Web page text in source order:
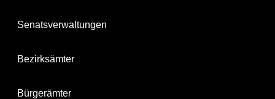
Senatsverwaltungen
Bezirksämter
Bürgerämter